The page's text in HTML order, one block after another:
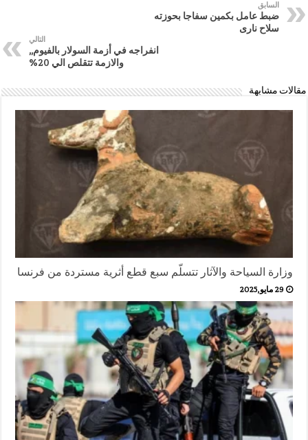
السابق
ضبط عامل بكمين سفاجا بحوزته
سلاح نارى
التالي
انفراجه في أزمة السولار بالفيوم,,
والازمة تتقلص الي 20%
مقالات مشابهة
وزارة السياحة والآثار تتسلّم سبع قطع أثرية مستردة من فرنسا
29 مايو,2025